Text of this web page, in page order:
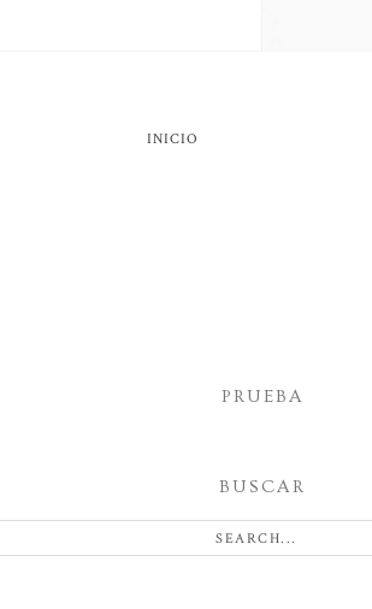
INICIO
PRUEBA
BUSCAR